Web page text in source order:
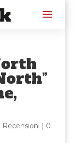
Recensioni | 0